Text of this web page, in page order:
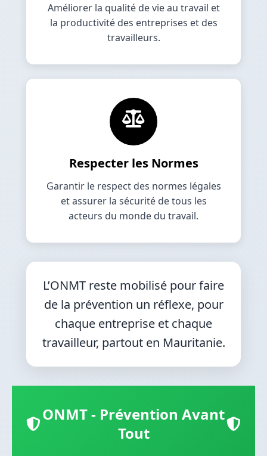
Améliorer la qualité de vie au travail et
la productivité des entreprises et des
travailleurs.
Respecter les Normes
Garantir le respect des normes légales
et assurer la sécurité de tous les
acteurs du monde du travail.
L’ONMT reste mobilisé pour faire
de la prévention un réflexe, pour
chaque entreprise et chaque
travailleur, partout en Mauritanie.
ONMT - Prévention Avant
Tout